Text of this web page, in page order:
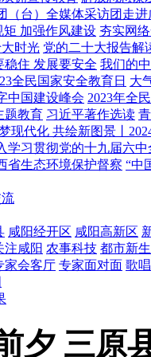
（台）全媒体采访团走进
矩 加强作风建设 夯实网
大时光 党的二十大报告解
稳住 发展要安全 我们的
全民国家安全教育日 大
中国建设峰会 2023年全
题教育 习近平著作选读
现代化 共绘新图景丨
学习贯彻党的十九届六中
省生态环境保护督察 “中
咸阳经开区 咸阳高新区
注咸阳 农事科技 都市新
家会客厅 专家面对面 歌
夕 三原